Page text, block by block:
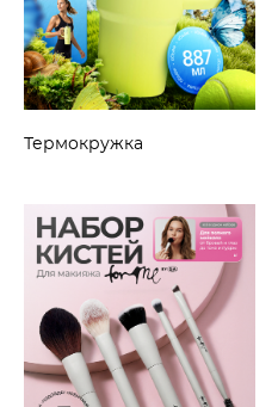
Термокружка